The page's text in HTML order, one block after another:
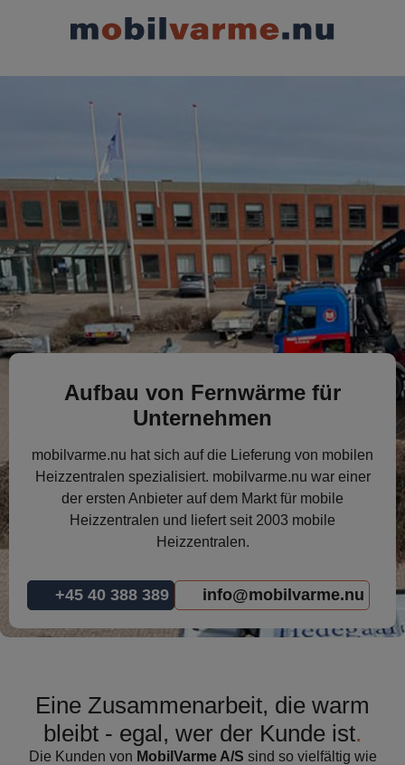
Aufbau von Fernwärme für
Unternehmen
mobilvarme.nu hat sich auf die Lieferung von mobilen
Heizzentralen spezialisiert. mobilvarme.nu war einer
der ersten Anbieter auf dem Markt für mobile
Heizzentralen und liefert seit 2003 mobile
Heizzentralen.
+45 40 388 389 info@mobilvarme.nu
Eine Zusammenarbeit, die warm
bleibt - egal, wer der Kunde ist
Die Kunden von MobilVarme A/S sind so vielfältig wie